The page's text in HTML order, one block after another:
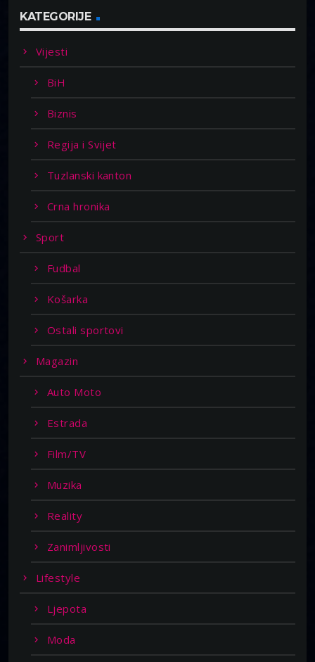
KATEGORIJE
Vijesti
BiH
Biznis
Regija i Svijet
Tuzlanski kanton
Crna hronika
Sport
Fudbal
Košarka
Ostali sportovi
Magazin
Auto Moto
Estrada
Film/TV
Muzika
Reality
Zanimljivosti
Lifestyle
Ljepota
Moda